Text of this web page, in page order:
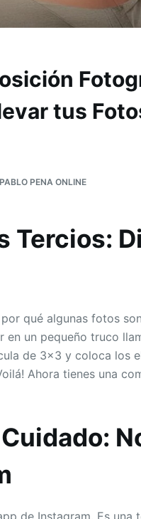
tus
PABLO PENA ONLINE
Tercios:
qué algunas fotos
en un pequeño truco
de 3×3 y coloca los
Ahora tienes una
de Instagram. Es